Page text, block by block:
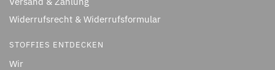
Widerrufsrecht & Widerrufsformular
STOFFIES ENTDECKEN
Wir